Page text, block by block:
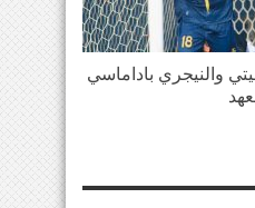
والنيجري باداماسي